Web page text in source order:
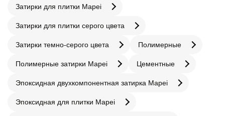
Затирки для плитки Mapei
Затирки для плитки серого цвета
Затирки темно-серого цвета Полимерные
Полимерные затирки Mapei Цементные
Эпоксидная двухкомпонентная затирка Mapei
Эпоксидная для плитки Mapei